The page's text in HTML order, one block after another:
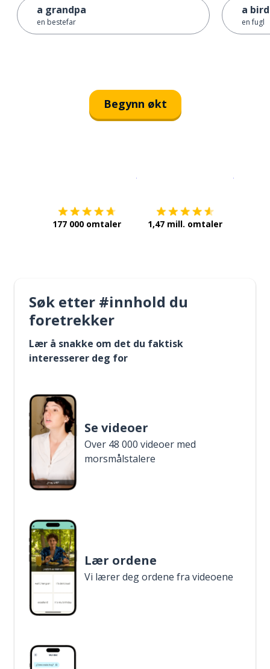
a grandpa
en bestefar
a bird
en fugl
Begynn økt
177 000 omtaler 1,47 mill. omtaler
Søk etter #innhold du
foretrekker
Lær å snakke om det du faktisk
interesserer deg for
Se videoer
Over 48 000 videoer med
morsmålstalere
Lær ordene
Vi lærer deg ordene fra videoene